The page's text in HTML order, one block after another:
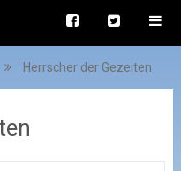
Herrscher der Gezeiten